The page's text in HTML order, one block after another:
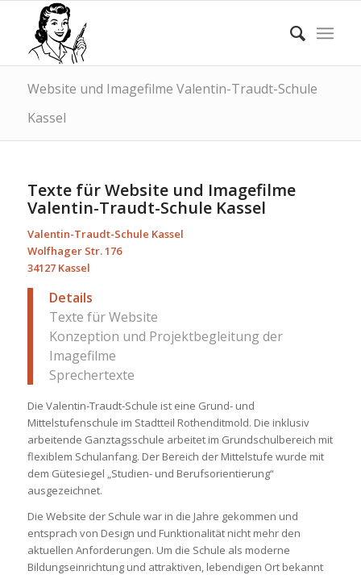
Website und Imagefilme Valentin-Traudt-Schule
Kassel
Texte für Website und Imagefilme
Valentin-Traudt-Schule Kassel
Valentin-Traudt-Schule Kassel
Wolfhager Str. 176
34127 Kassel
Details
Texte für Website
Konzeption und Projektbegleitung der
Imagefilme
Sprechertexte
Die Valentin‐Traudt‐Schule ist eine Grund‐ und
Mittelstufenschule im Stadtteil Rothenditmold. Die inklusiv
arbeitende Ganztagsschule arbeitet im Grundschulbereich mit
flexiblem Schulanfang. Der Bereich der Mittelstufe wurde mit
dem Gütesiegel „Studien‐ und Berufsorientierung“
ausgezeichnet.
Die Website der Schule war in die Jahre gekommen und
entsprach von Design und Funktionalität nicht mehr den
aktuellen Anforderungen. Um die Schule als moderne
Bildungseinrichtung und attraktiven, lebendigen Ort bekannt